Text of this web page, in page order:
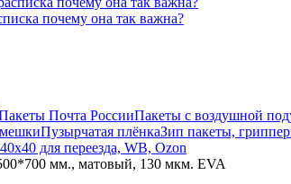
почему она так важна?
Почта РоссииПакеты с воздушной
Пузырчатая плёнкаЗип пакеты,
для переезда, WB, Ozon
мм., матовый, 130 мкм. EVA